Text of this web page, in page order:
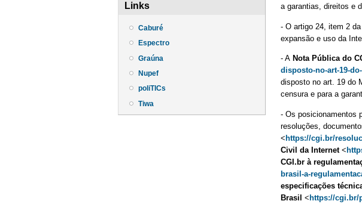
Links
Caburé
Espectro
Graúna
Nupef
poliTICs
Tiwa
a garantias, direitos e
- O artigo 24, item 2
expansão e uso da
- A Nota Pública do
disposto-no-art-19-
disposto no art. 19 do
censura e para a
- Os posicionamentos
resoluções,
<https://cgi.br/
Civil da Internet<
CGI.br à
brasil-a-
especificações
Brasil <https://cgi.br/